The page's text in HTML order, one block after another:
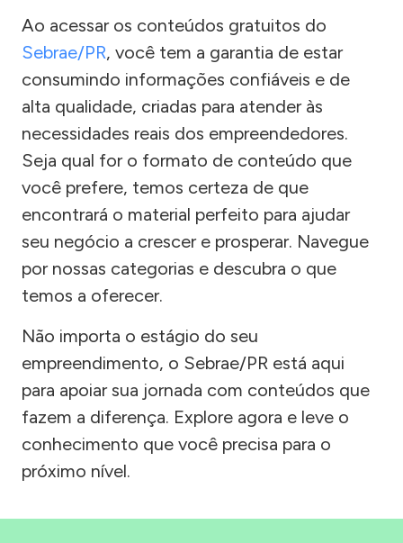
Ao acessar os conteúdos gratuitos do
Sebrae/PR, você tem a garantia de estar
consumindo informações confiáveis e de
alta qualidade, criadas para atender às
necessidades reais dos empreendedores.
Seja qual for o formato de conteúdo que
você prefere, temos certeza de que
encontrará o material perfeito para ajudar
seu negócio a crescer e prosperar. Navegue
por nossas categorias e descubra o que
temos a oferecer.
Não importa o estágio do seu
empreendimento, o Sebrae/PR está aqui
para apoiar sua jornada com conteúdos que
fazem a diferença. Explore agora e leve o
conhecimento que você precisa para o
próximo nível.